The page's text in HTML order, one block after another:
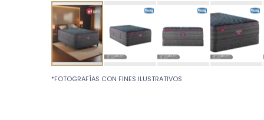
to
*FOTOGRAFÍAS CON FINES ILUSTRATIVOS